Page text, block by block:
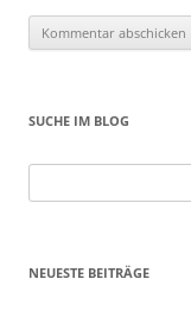
SUCHE IM BLOG
nach:
NEUESTE BEITRÄGE